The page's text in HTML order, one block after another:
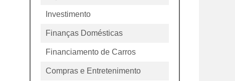
Investimento
Finanças Domésticas
Financiamento de Carros
Compras e Entretenimento